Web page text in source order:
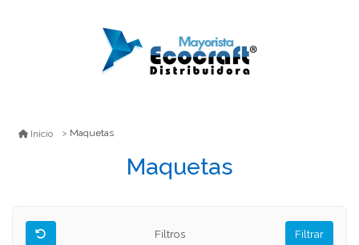
Inicio Maquetas
Maquetas
Filtros Filtrar